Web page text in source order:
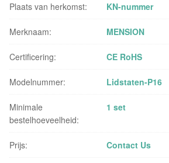
Plaats van herkomst: KN-nummer
Merknaam: MENSION
Certificering: CE RoHS
Modelnummer: Lidstaten-P16
Minimale
bestelhoeveelheid:
1 set
Prijs: Contact Us